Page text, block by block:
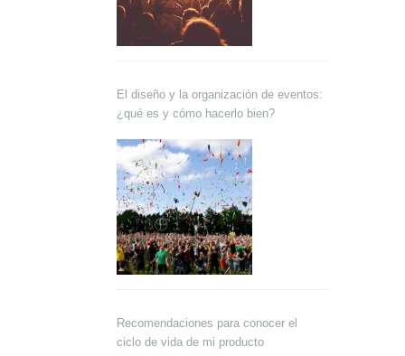
El diseño y la organización de eventos:
¿qué es y cómo hacerlo bien?
Recomendaciones para conocer el
ciclo de vida de mi producto